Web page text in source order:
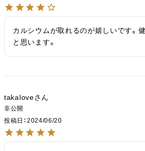
カルシウムが取れるのが嬉しいです。
と思います。
takalove
非公開
投稿日
2024/06/20